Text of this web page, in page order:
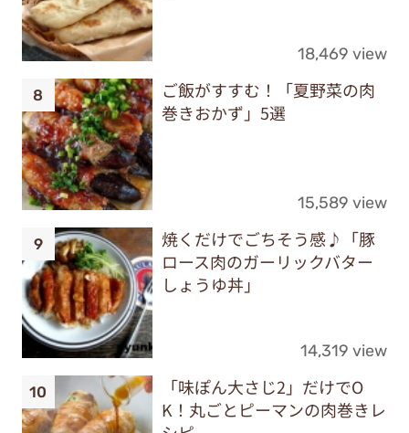
18,469 view
ご飯がすすむ！「夏野菜の肉
巻きおかず」5選
15,589 view
焼くだけでごちそう感♪「豚
ロース肉のガーリックバター
しょうゆ丼」
14,319 view
「味ぽん大さじ2」だけでO
K！丸ごとピーマンの肉巻きレ